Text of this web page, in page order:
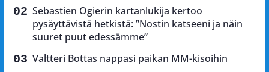
Sebastien Ogierin kartanlukija kertoo
pysäyttävistä hetkistä: ”Nostin katseeni ja näin
suuret puut edessämme”
Valtteri Bottas nappasi paikan MM-kisoihin